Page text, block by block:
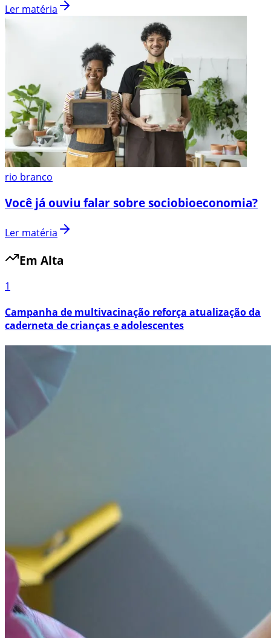
Ler matéria
rio branco
Você já ouviu falar sobre sociobioeconomia?
Ler matéria
Em Alta
1
Campanha de multivacinação reforça atualização da
caderneta de crianças e adolescentes